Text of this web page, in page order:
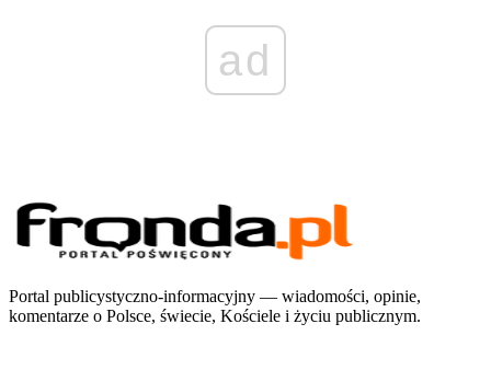
ad
Portal publicystyczno-informacyjny — wiadomości, opinie,
komentarze o Polsce, świecie, Kościele i życiu publicznym.